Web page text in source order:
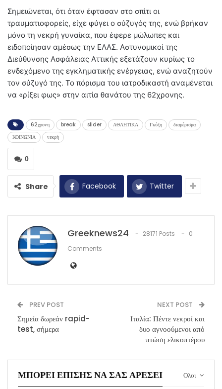
Σημειώνεται, ότι όταν έφτασαν στο σπίτι οι
τραυματιοφορείς, είχε φύγει ο σύζυγός της, ενώ βρήκαν
μόνο τη νεκρή γυναίκα, που έφερε μώλωπες και
ειδοποίησαν αμέσως την ΕΛΑΣ. Αστυνομικοί της
Διεύθυνσης Ασφάλειας Αττικής εξετάζουν κυρίως το
ενδεχόμενο της εγκληματικής ενέργειας, ενώ αναζητούν
τον σύζυγό της. Το πόρισμα του ιατροδικαστή αναμένεται
να «ρίξει φως» στην αιτία θανάτου της 62χρονης.
62χρονη break slider ΑΘΛΗΤΙΚΑ Γκύζη
διαμέρισμα
ΚΟΙΝΩΝΙΑ
νεκρή
0
Share Facebook Twitter
Greeknews24 28171 Posts
0
Comments
PREV POST
Σημεία δωρεάν rapid-
test, σήμερα
NEXT POST
Ιταλία: Πέντε νεκροί και
δυο αγνοούμενοι από
πτώση ελικοπτέρου
Ολοι
ΜΠΟΡΕΊ ΕΠΊΣΗΣ ΝΑ ΣΑΣ ΑΡΈΣΕΙ